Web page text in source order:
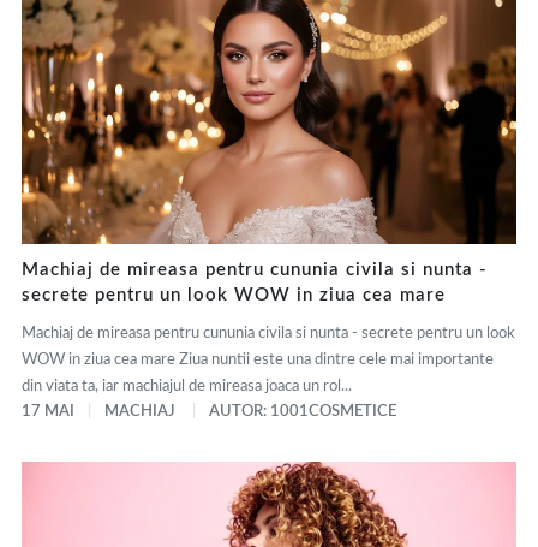
Machiaj de mireasa pentru cununia civila si nunta -
secrete pentru un look WOW in ziua cea mare
Machiaj de mireasa pentru cununia civila si nunta - secrete pentru un look
WOW in ziua cea mare Ziua nuntii este una dintre cele mai importante
din viata ta, iar machiajul de mireasa joaca un rol...
17 MAI
MACHIAJ AUTOR: 1001COSMETICE